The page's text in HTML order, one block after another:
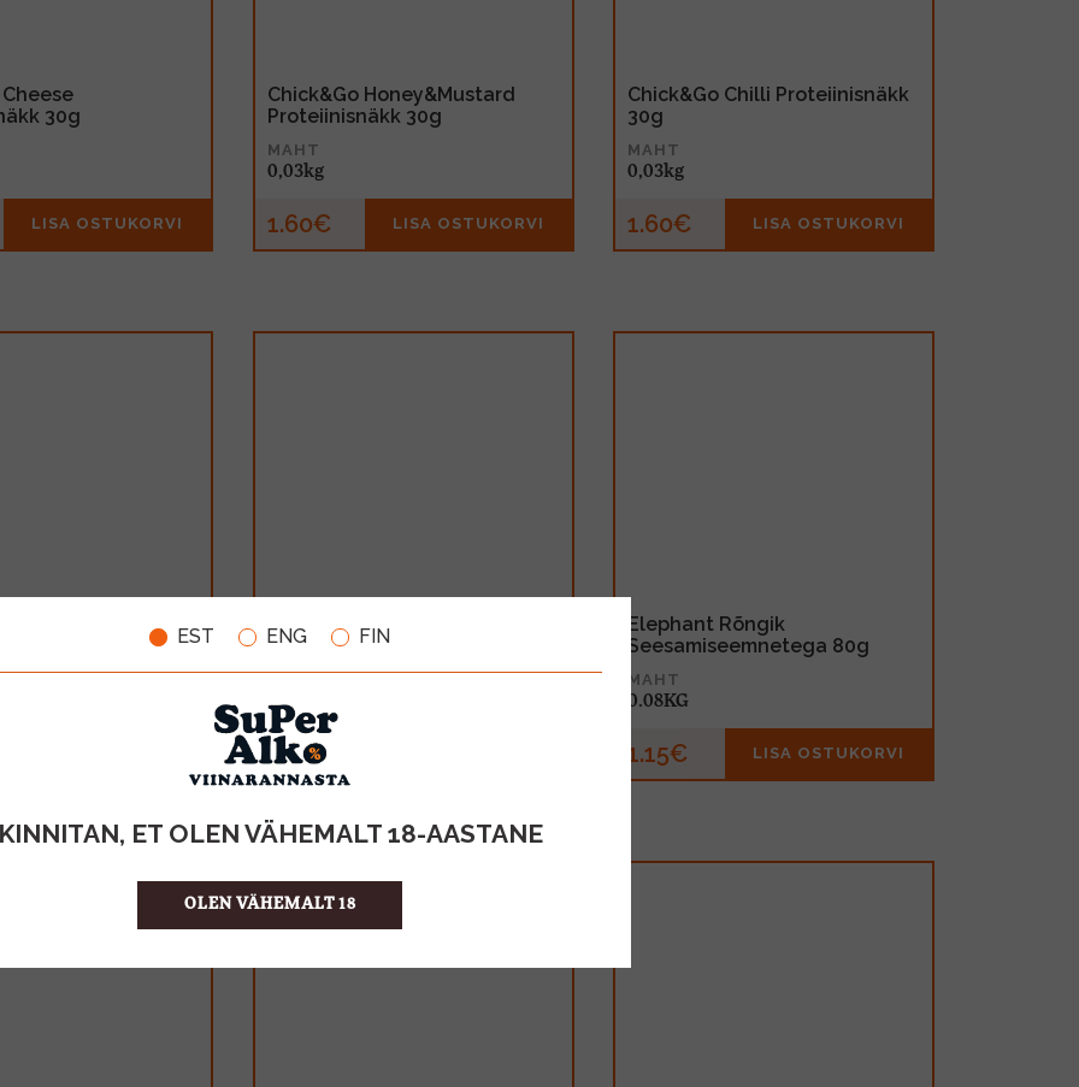
EST ENG FIN
KINNITAN, ET OLEN VÄHEMALT 18-AASTANE
OLEN VÄHEMALT 18
30g
LISA OSTUKORVI
Chick&Go Honey&Mustard
Proteiinisnäkk 30g
MAHT
0,03kg
1.60€ LISA OSTUKORVI
Chick&Go Chilli Proteiinisnäkk
30g
MAHT
0,03kg
1.60€ LISA OSTUKORVI
Koch 250g
Elephant Rõngik Mee- Sinepi ja
sibulamaitselised 70g
0.07KG
1.15€
Elephant Rõngik
Seesamiseemnetega 80g
MAHT
0.08KG
1.15€ LISA OSTUKORVI